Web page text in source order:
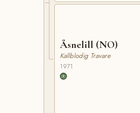
Åsnelill (NO)
Kallblodig Travare
1971